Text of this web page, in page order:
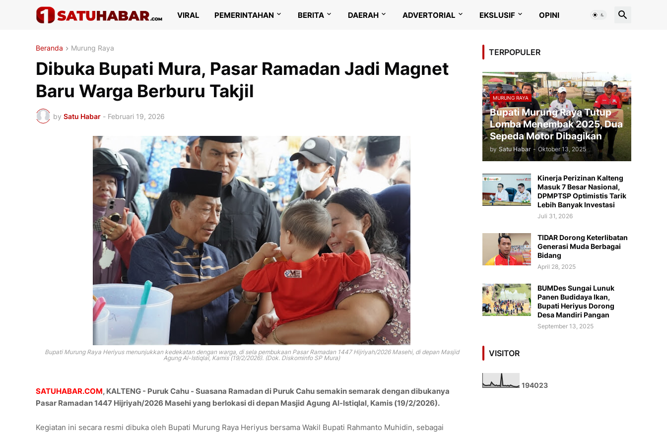
VIRAL PEMERINTAHAN BERITA DAERAH ADVERTORIAL EKSLUSIF OPINI
Beranda Murung Raya
Dibuka Bupati Mura, Pasar Ramadan Jadi Magnet
Baru Warga Berburu Takjil
by Satu Habar - Februari 19, 2026
Bupati Murung Raya Heriyus menunjukkan kedekatan dengan warga, di sela pembukaan Pasar Ramadan 1447 Hijriyah/2026 Masehi, di depan Masjid
Agung Al-Istiqlal, Kamis (19/2/2026). (Dok. Diskominfo SP Mura)
SATUHABAR.COM, KALTENG - Puruk Cahu - Suasana Ramadan di Puruk Cahu semakin semarak dengan dibukanya
Pasar Ramadan 1447 Hijriyah/2026 Masehi yang berlokasi di depan Masjid Agung Al-Istiqlal, Kamis (19/2/2026).
Kegiatan ini secara resmi dibuka oleh Bupati Murung Raya Heriyus bersama Wakil Bupati Rahmanto Muhidin, sebagai
TERPOPULER
MURUNG RAYA
Bupati Murung Raya Tutup
Lomba Menembak 2025, Dua
Sepeda Motor Dibagikan
by Satu Habar - Oktober 13, 2025
Kinerja Perizinan Kalteng
Masuk 7 Besar Nasional,
DPMPTSP Optimistis Tarik
Lebih Banyak Investasi
Juli 31, 2026
TIDAR Dorong Keterlibatan
Generasi Muda Berbagai
Bidang
April 28, 2025
BUMDes Sungai Lunuk
Panen Budidaya Ikan,
Bupati Heriyus Dorong
Desa Mandiri Pangan
September 13, 2025
VISITOR
194023